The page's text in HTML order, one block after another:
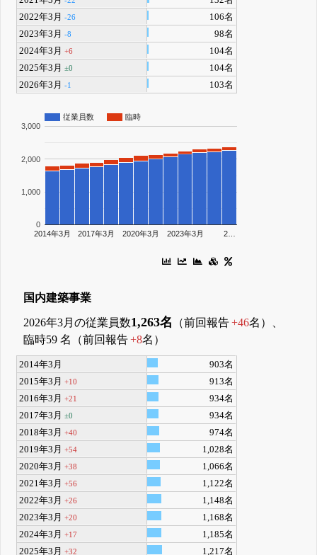
2022年3月-26
106名
2023年3月-8
98名
2024年3月+6
104名
2025年3月±0
104名
2026年3月-1 103名
従業員数 臨時
2014年3月 2017年3月 2020年3月 2023年3月 2…
0
1,000
2,000
3,000
国内建築事業
2026年3月の従業員数1,263名 （前回報告+46名）、
臨時59 名（前回報告+8名）
2014年3月
903名
2015年3月+10
913名
2016年3月+21
934名
2017年3月±0
934名
2018年3月+40
974名
2019年3月+54
1,028名
2020年3月+38
1,066名
2021年3月+56
1,122名
2022年3月+26
1,148名
2023年3月+20
1,168名
2024年3月+17
1,185名
2025年3月+32 1,217名